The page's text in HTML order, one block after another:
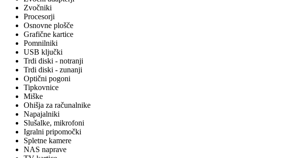
Zvočniki
Procesorji
Osnovne plošče
Grafične kartice
Pomnilniki
USB ključki
Trdi diski - notranji
Trdi diski - zunanji
Optični pogoni
Tipkovnice
Miške
Ohišja za računalnike
Napajalniki
Slušalke, mikrofoni
Igralni pripomočki
Spletne kamere
NAS naprave